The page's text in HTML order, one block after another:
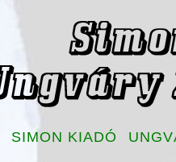
SIMON KIADÓ